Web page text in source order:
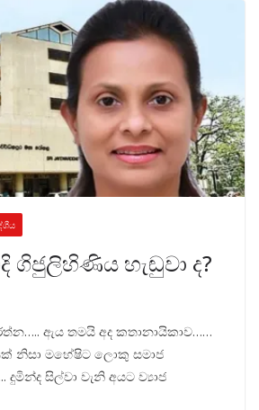
හැඬුවා ද?
ඇය තමයි අද කතානායිකාව……
නිසා මහේෂිට ලොකු සමාජ
සිල්වා වැනි අයට ව්‍යාජ